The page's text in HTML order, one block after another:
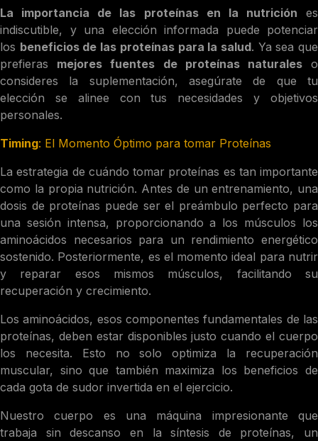
La importancia de las proteínas en la nutrición es
indiscutible, y una elección informada puede potenciar
los beneficios de las proteínas para la salud. Ya sea que
prefieras mejores fuentes de proteínas naturaleso
consideres la suplementación, asegúrate de que tu
elección se alinee con tus necesidades y objetivos
personales.
Timing: El Momento Óptimo para tomar Proteínas
La estrategia de cuándo tomar proteínas es tan importante
como la propia nutrición. Antes de un entrenamiento, una
dosis de proteínas puede ser el preámbulo perfecto para
una sesión intensa, proporcionando a los músculos los
aminoácidos necesarios para un rendimiento energético
sostenido. Posteriormente, es el momento ideal para nutrir
y reparar esos mismos músculos, facilitando su
recuperación y crecimiento.
Los aminoácidos, esos componentes fundamentales de las
proteínas, deben estar disponibles justo cuando el cuerpo
los necesita. Esto no solo optimiza la recuperación
muscular, sino que también maximiza los beneficios de
cada gota de sudor invertida en el ejercicio.
Nuestro cuerpo es una máquina impresionante que
trabaja sin descanso en la síntesis de proteínas, un